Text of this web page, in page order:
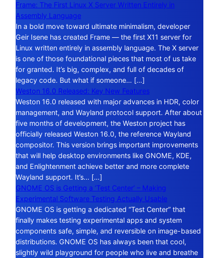
Frame: The First Linux X Server Written Entirely in
Assembly Language
In a bold move toward ultimate minimalism, developer
Geir Isene has created Frame — the first X11 server for
Linux written entirely in assembly language. The X server
is one of those foundational pieces that most of us take
for granted. It’s big, complex, and full of decades of
legacy code. But what if someone… […]
Weston 16.0 Released: Key New Features
Weston 16.0 released with major advances in HDR, color
management, and Wayland protocol support. After about
five months of development, the Weston project has
officially released Weston 16.0, the reference Wayland
compositor. This version brings important improvements
that will help desktop environments like GNOME, KDE,
and Enlightenment achieve better and more complete
Wayland support. It’s… […]
GNOME OS is Getting a ‘Test Center’ – Making
Experimental Software Testing Actually Usable
GNOME OS is getting a dedicated “Test Center” that
finally makes testing experimental apps and system
components safe, simple, and reversible on image-based
distributions. GNOME OS has always been that cool,
slightly wild playground for people who live and breathe